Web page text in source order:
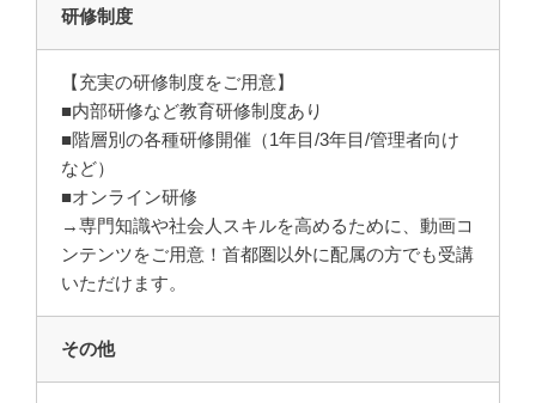
研修制度
【充実の研修制度をご用意】
■内部研修など教育研修制度あり
■階層別の各種研修開催（1年目/3年目/管理者向け
など）
■オンライン研修
→専門知識や社会人スキルを高めるために、動画コ
ンテンツをご用意！首都圏以外に配属の方でも受講
いただけます。
その他